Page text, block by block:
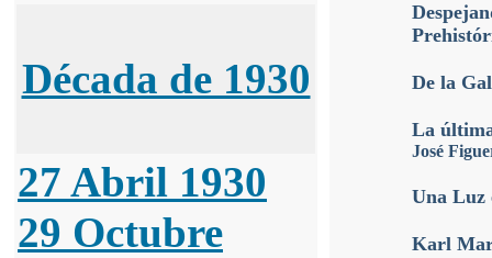
Década de 1930
27 Abril 1930
29 Octubre
De la
La
José
Una Luz
Karl